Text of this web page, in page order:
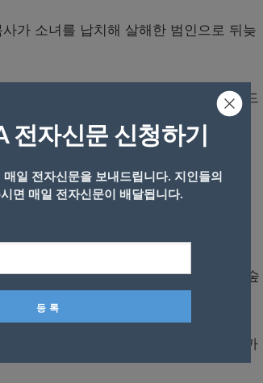
가 소녀를 납치해 살해한 범인으로 뒤늦
납치해 살인을 저지른 혐의로 데이비드
베니아 필라델피아 교외 마플타운십의
(당시 8세)를 납치한 뒤 살해한 것으로
잰스트라는 사건 발생 당일 해링턴이
방이 묘연하던 해링턴은 두 달 후 인근 숲
는 것을 돕고 나섰고 나중에는 장례식까
전자신문 신청하기
일 전자신문을 보내드립니다. 지인들의
면 매일 전자신문이 배달됩니다.